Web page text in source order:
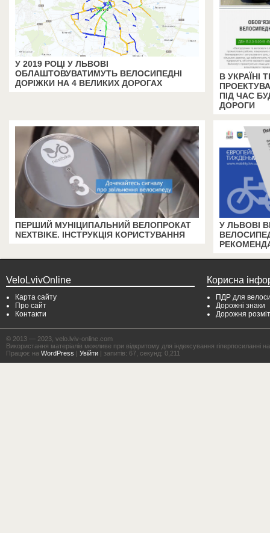
У 2019 РОЦІ У ЛЬВОВІ
ОБЛАШТОВУВАТИМУТЬ ВЕЛОСИПЕДНІ
ДОРІЖКИ НА 4 ВЕЛИКИХ ДОРОГАХ
В УКРАЇНІ
ПІД ЧАС
ДОРОГИ
ПЕРШИЙ МУНІЦИПАЛЬНИЙ ВЕЛОПРОКАТ
NEXTBIKE. ІНСТРУКЦІЯ КОРИСТУВАННЯ
У ЛЬВОВІ
VeloLvivOnline
Карта сайту
Про сайт
Контакти
Корисна
ПДР для
Дорожні знаки
Дорожня
© 2013 — 2023, velo.lviv-online.com
Використання матеріалів можливе при відкритому для індексування гіперпосиланні
Працює на WordPress | Увійти | запитів: 67, секунд: 0,211